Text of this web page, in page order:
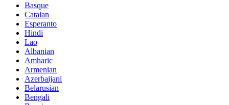
Basque
Catalan
Esperanto
Hindi
Lao
Albanian
Amharic
Armenian
Azerbaijani
Belarusian
Bengali